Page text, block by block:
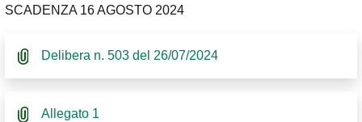
SCADENZA 16 AGOSTO 2024
Delibera n. 503 del 26/07/2024
Allegato 1